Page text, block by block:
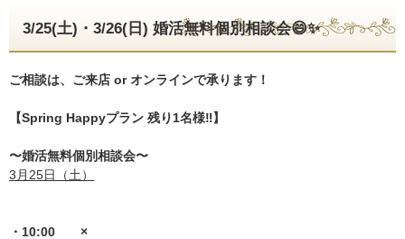
3/25(土)・3/26(日) 婚活無料個別相談会😄✨
ご相談は、ご来店 or オンラインで承ります！
【Spring Happyプラン 残り1名様‼️】
〜婚活無料個別相談会〜
3月25日（土）
・10:00 ×